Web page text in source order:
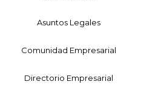
Asuntos Legales
Comunidad Empresarial
Directorio Empresarial